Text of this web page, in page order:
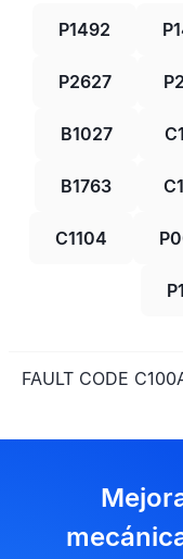
P1492
P2627
B1027
B1763
C1104
FAULT CODE